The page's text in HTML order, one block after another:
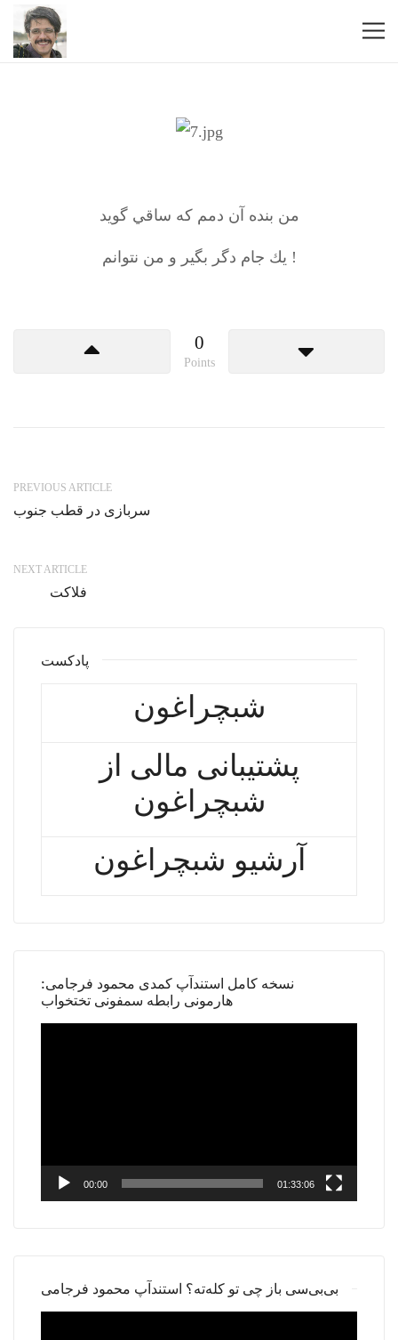
من بنده آن دمم كه ساقي گويد
يك جام دگر بگير و من نتوانم !
0
Points
PREVIOUS ARTICLE
سربازی در قطب جنوب
NEXT ARTICLE
فلاکت
پادکست
شبچراغون
پشتیبانی مالی از
شبچراغون
آرشیو شبچراغون
نسخه کامل استندآپ کمدی محمود فرجامی:
هارمونی رابطه سمفونی تختخواب
00:00 01:33:06
بی‌بی‌سی باز چی تو کله‌ته؟ استندآپ محمود فرجامی